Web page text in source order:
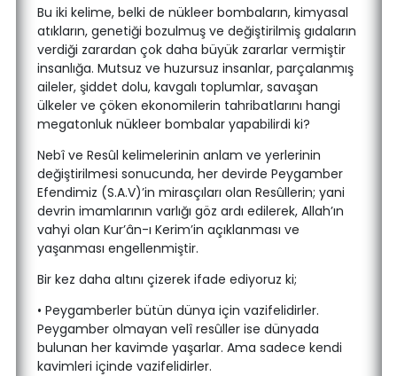
Bu iki kelime, belki de nükleer bombaların, kimyasal
atıkların, genetiği bozulmuş ve değiştirilmiş gıdaların
verdiği zarardan çok daha büyük zararlar vermiştir
insanlığa. Mutsuz ve huzursuz insanlar, parçalanmış
aileler, şiddet dolu, kavgalı toplumlar, savaşan
ülkeler ve çöken ekonomilerin tahribatlarını hangi
megatonluk nükleer bombalar yapabilirdi ki?
Nebî ve Resûl kelimelerinin anlam ve yerlerinin
değiştirilmesi sonucunda, her devirde Peygamber
Efendimiz (S.A.V)’in mirasçıları olan Resûllerin; yani
devrin imamlarının varlığı göz ardı edilerek, Allah’ın
vahyi olan Kur’ân-ı Kerim’in açıklanması ve
yaşanması engellenmiştir.
Bir kez daha altını çizerek ifade ediyoruz ki;
• Peygamberler bütün dünya için vazifelidirler.
Peygamber olmayan velî resûller ise dünyada
bulunan her kavimde yaşarlar. Ama sadece kendi
kavimleri içinde vazifelidirler.